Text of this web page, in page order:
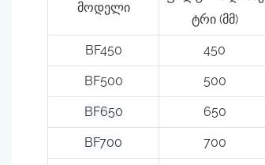
მოდელი
ტრი (მმ)
BF450 450
BF500 500
BF650 650
BF700 700